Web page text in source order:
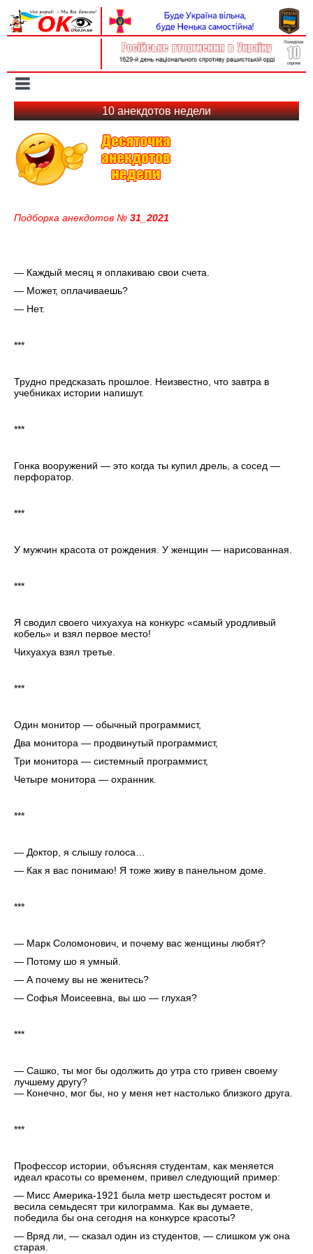
navigation
10 анекдотов недели
Подборка анекдотов № 31_2021
— Каждый месяц я оплакиваю свои счета.
— Может, оплачиваешь?
— Нет.
***
Трудно предсказать прошлое. Неизвестно, что завтра в
учебниках истории напишут.
***
Гонка вооружений — это когда ты купил дрель, а сосед —
перфоратор.
***
У мужчин красота от рождения. У женщин — нарисованная.
***
Я сводил своего чихуахуа на конкурс «самый уродливый
кобель» и взял первое место!
Чихуахуа взял третье.
***
Один монитор — обычный программист,
Два монитора — продвинутый программист,
Три монитора — системный программист,
Четыре монитора — охранник.
***
— Доктор, я слышу голоса…
— Как я вас понимаю! Я тоже живу в панельном доме.
***
— Марк Соломонович, и почему вас женщины любят?
— Потому шо я умный.
— А почему вы не женитесь?
— Софья Моисеевна, вы шо — глухая?
***
— Сашко, ты мог бы одолжить до утра сто гривен своему
лучшему другу?
— Конечно, мог бы, но у меня нет настолько близкого друга.
***
Профессор истории, объясняя студентам, как меняется
идеал красоты со временем, привел следующий пример:
— Мисс Америка-1921 была метр шестьдесят ростом и
весила семьдесят три килограмма. Как вы думаете,
победила бы она сегодня на конкурсе красоты?
— Вряд ли, — сказал один из студентов, — слишком уж она
старая.